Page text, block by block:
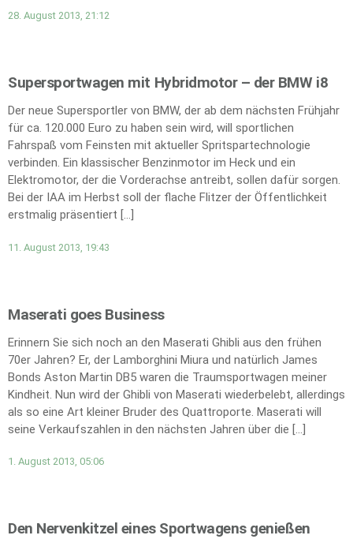
28. August 2013, 21:12
Supersportwagen mit Hybridmotor – der BMW i8
Der neue Supersportler von BMW, der ab dem nächsten Frühjahr
für ca. 120.000 Euro zu haben sein wird, will sportlichen
Fahrspaß vom Feinsten mit aktueller Spritspartechnologie
verbinden. Ein klassischer Benzinmotor im Heck und ein
Elektromotor, der die Vorderachse antreibt, sollen dafür sorgen.
Bei der IAA im Herbst soll der flache Flitzer der Öffentlichkeit
erstmalig präsentiert […]
11. August 2013, 19:43
Maserati goes Business
Erinnern Sie sich noch an den Maserati Ghibli aus den frühen
70er Jahren? Er, der Lamborghini Miura und natürlich James
Bonds Aston Martin DB5 waren die Traumsportwagen meiner
Kindheit. Nun wird der Ghibli von Maserati wiederbelebt, allerdings
als so eine Art kleiner Bruder des Quattroporte. Maserati will
seine Verkaufszahlen in den nächsten Jahren über die […]
1. August 2013, 05:06
Den Nervenkitzel eines Sportwagens genießen